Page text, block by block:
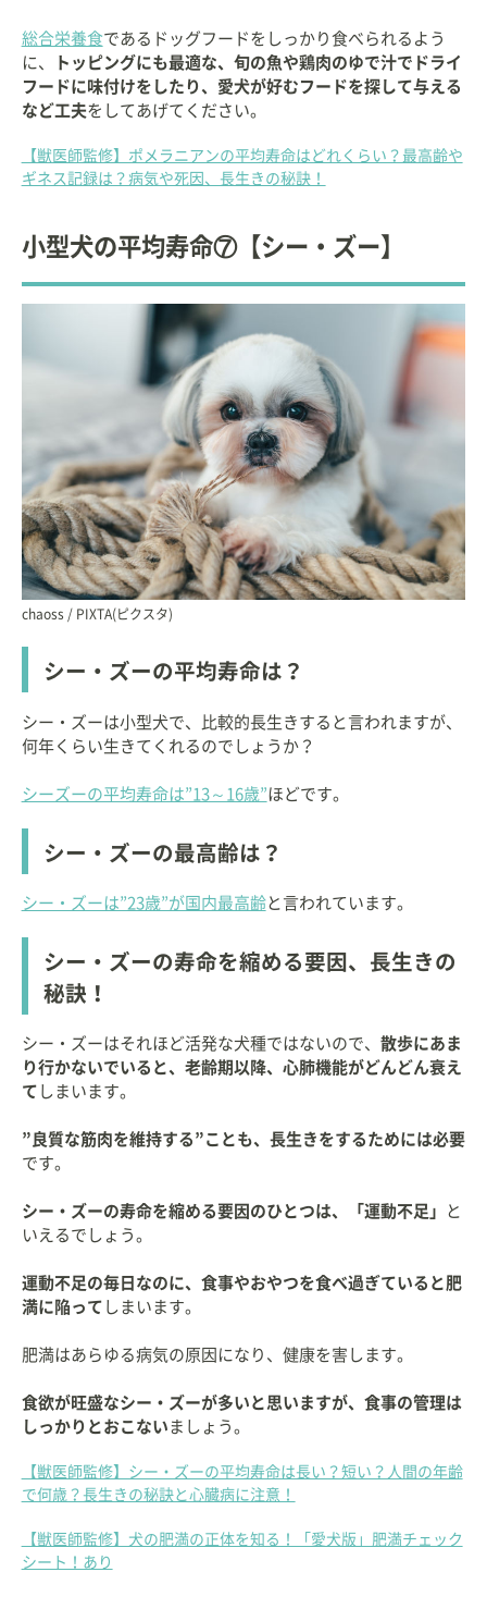
総合栄養食であるドッグフードをしっかり食べられるよう
に、
トッピングにも最適な、旬の魚や鶏肉のゆで汁でドライ
フードに味付けをしたり、愛犬が好むフードを探して与える
など工夫をしてあげてください。
【獣医師監修】ポメラニアンの平均寿命はどれくらい？最高齢や
ギネス記録は？病気や死因、長生きの秘訣！
小型犬の平均寿命⑦【シー・ズー】
chaoss / PIXTA(ピクスタ)
シー・ズーの平均寿命は？
シー・ズーは小型犬で、比較的長生きすると言われますが、
何年くらい生きてくれるのでしょうか？
シーズーの平均寿命は”13～16歳”ほどです。
シー・ズーの最高齢は？
シー・ズーは”23歳”が国内最高齢と言われています。
シー・ズーの寿命を縮める要因、長生きの
秘訣！
シー・ズーはそれほど活発な犬種ではないので、 散歩にあま
り行かないでいると、老齢期以降、心肺機能がどんどん衰え
て しまいます。
”良質な筋肉を維持する”ことも、長生きをするためには必要
です。
シー・ズーの寿命を縮める要因のひとつは、「運動不足」
と
いえるでしょう。
運動不足の毎日なのに、食事やおやつを食べ過ぎていると肥
満に陥って しまいます。
肥満はあらゆる病気の原因になり、健康を害します。
食欲が旺盛なシー・ズーが多いと思いますが、食事の管理は
しっかりとおこない ましょう。
【獣医師監修】シー・ズーの平均寿命は長い？短い？人間の年齢
で何歳？長生きの秘訣と心臓病に注意！
【獣医師監修】犬の肥満の正体を知る！「愛犬版」肥満チェック
シート！あり